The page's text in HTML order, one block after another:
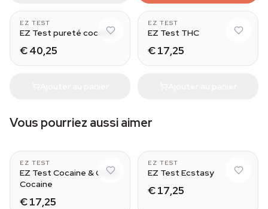
EZ TEST
EZ Test pureté cocaïne
€ 40,25
EZ TEST
EZ Test THC
€ 17,25
Vous pourriez aussi aimer
EZ TEST
EZ Test Cocaine & Crack
Cocaine
€ 17,25
EZ TEST
EZ Test Ecstasy
€ 17,25